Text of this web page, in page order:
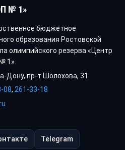
№ 1»
бюджетное
образования Ростовской
олимпийского резерва «Центр
1».
Дону, пр-т Шолохова, 31
08, 261-33-18
Telegram